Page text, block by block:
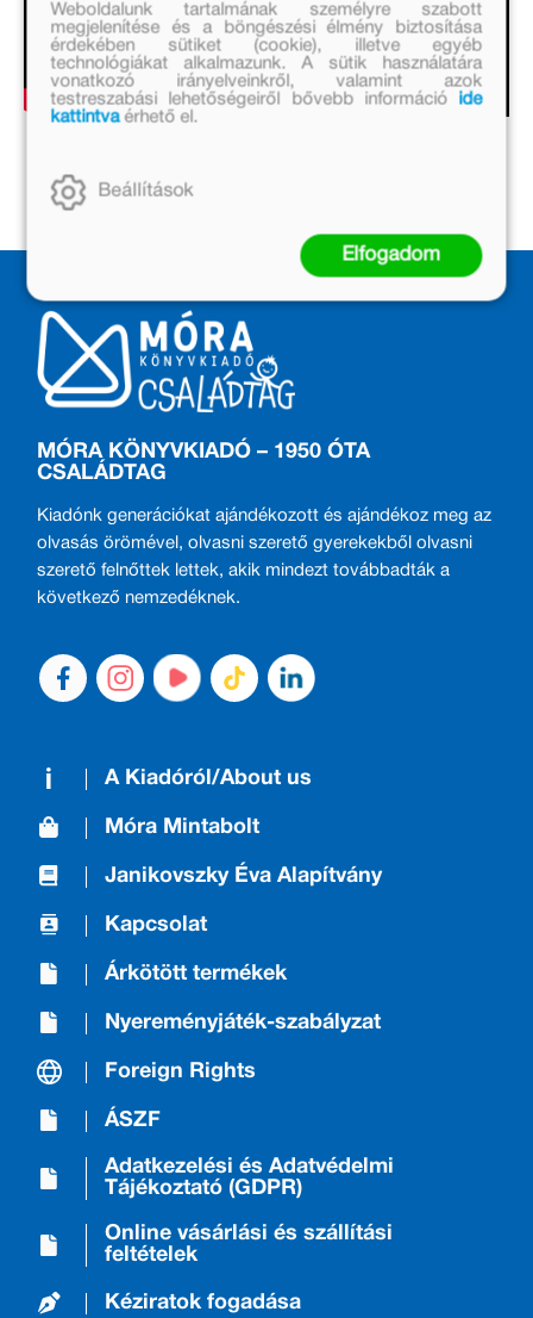
MÓRA KÖNYVKIADÓ – 1950 ÓTA
CSALÁDTAG
Kiadónk generációkat ajándékozott és ajándékoz meg az
olvasás örömével, olvasni szerető gyerekekből olvasni
szerető felnőttek lettek, akik mindezt továbbadták a
következő nemzedéknek.
A Kiadóról/About us
Móra Mintabolt
Janikovszky Éva Alapítvány
Kapcsolat
Árkötött termékek
Nyereményjáték-szabályzat
Foreign Rights
ÁSZF
Adatkezelési és Adatvédelmi
Tájékoztató (GDPR)
Online vásárlási és szállítási
feltételek
Kéziratok fogadása
Weboldalunk tartalmának személyre szabott
megjelenítése és a böngészési élmény biztosítása
érdekében sütiket (cookie), illetve egyéb
technológiákat alkalmazunk. A sütik használatára
vonatkozó irányelveinkről, valamint azok
testreszabási lehetőségeiről bővebb információ ide
kattintvaérhető el.
Beállítások
Elfogadom